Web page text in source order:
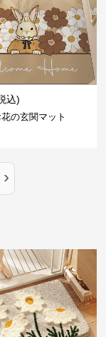
込)
の玄関マット
›